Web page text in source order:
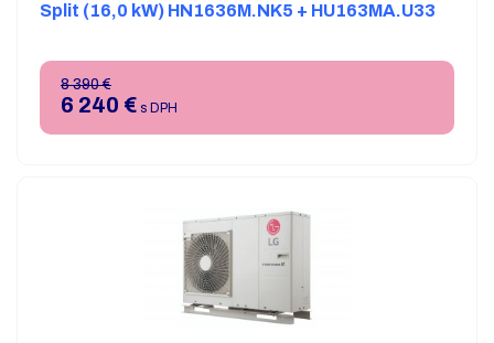
Split (16,0 kW) HN1636M.NK5 + HU163MA.U33
8 390 €
6 240 € s DPH